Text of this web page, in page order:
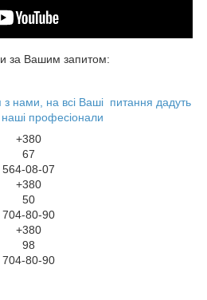
за Вашим запитом:
з нами, на всі Ваші питання дадуть
наші професіонали
+380
67
564-08-07
+380
50
704-80-90
+380
98
704-80-90